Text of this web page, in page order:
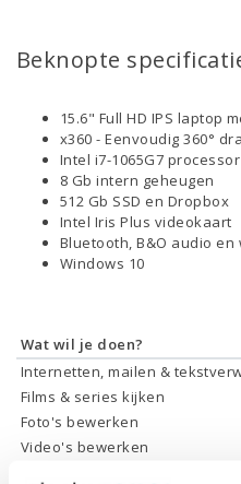
Beknopte
15.6" Full HD IPS laptop
x360 - Eenvoudig 360°
Intel i7-1065G7 processor
8 Gb intern geheugen
512 Gb SSD en Dropbox
Intel Iris Plus videokaart
Bluetooth, B&O audio en
Windows 10
Wat wil je doen?
Internetten, mailen &
Films & series kijken
Foto's bewerken
Video's bewerken